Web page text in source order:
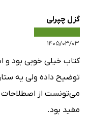
سیاست چگونه کار
67: قانون حمورابی
70: مانگا کارتا
71: مانیفست کمونیست
گزل چپرلی
۱۴۰۵/۰۳/۰۳
کتاب خیلی خوبی بود
توضیح داده ولی یه
می‌تونست از
مفید بود.